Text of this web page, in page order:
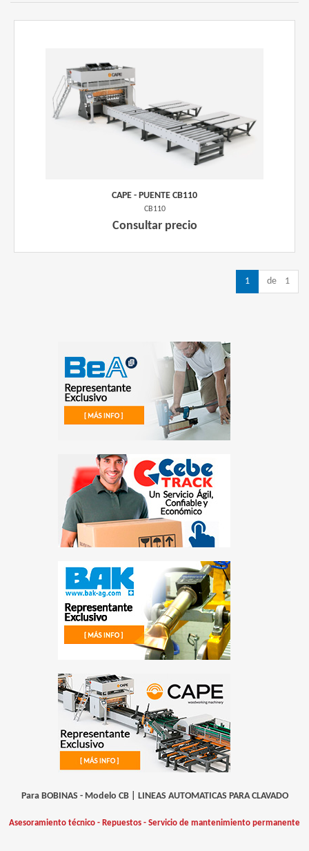
CAPE - PUENTE CB110
CB110
Consultar precio
1 de 1
Para BOBINAS - Modelo CB| LINEAS AUTOMATICAS PARA CLAVADO
Asesoramiento técnico - Repuestos - Servicio de mantenimiento permanente